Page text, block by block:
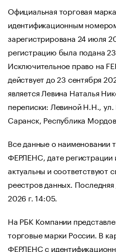
Официальная торговая
идентификационным
зарегистрирована 24 июля
регистрацию была подана 23
Исключительное право на
действует до 23 сентября
является Левина Наталья
переписки: Левиной Н.Н., ул.
Саранск, Республика
Все данные о наименовании
ФЕРЛЕНС, дате регистрации
актуальны и соответствуют
реестров данных.
2026 г. 14:05.
На РБК Компании
торговые марки России. В
ФЕРЛЕНС с